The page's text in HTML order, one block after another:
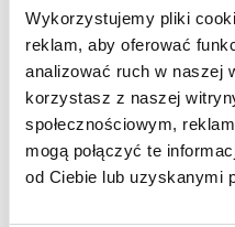
Wykorzystujemy pliki
reklam, aby oferować
analizować ruch w naszej
korzystasz z naszej
społecznościowym,
mogą połączyć te
od Ciebie lub uzyskanymi
Pani/Pan funkcjonuje.
6. Odbiorcy:
Odbiorcami Danych
Administratora, z usług
7. Przekazanie do
Administrator nie będzie